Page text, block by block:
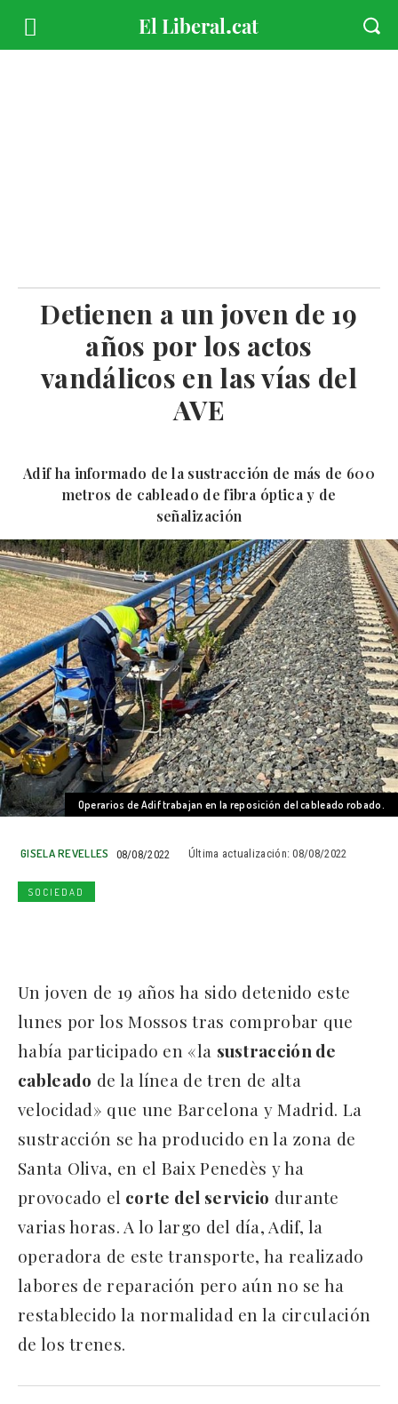
Detienen a un joven de 19
años por los actos
vandálicos en las vías del
AVE
Adif ha informado de la sustracción de más de 600
metros de cableado de fibra óptica y de
señalización
Operarios de Adif trabajan en la reposición del cableado robado.
GISELA REVELLES 08/08/2022 Última actualización: 08/08/2022
SOCIEDAD
Un joven de 19 años ha sido detenido este
lunes por los Mossos tras comprobar que
había participado en «la sustracción de
cableado de la línea de tren de alta
velocidad» que une Barcelona y Madrid. La
sustracción se ha producido en la zona de
Santa Oliva, en el Baix Penedès y ha
provocado el corte del servicio durante
varias horas. A lo largo del día, Adif, la
operadora de este transporte, ha realizado
labores de reparación pero aún no se ha
restablecido la normalidad en la circulación
de los trenes.